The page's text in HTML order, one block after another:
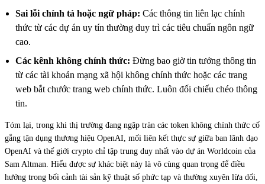
Sai lỗi chính tả hoặc ngữ pháp: Các thông tin liên lạc chính
thức từ các dự án uy tín thường duy trì các tiêu chuẩn ngôn ngữ
cao.
Các kênh không chính thức: Đừng bao giờ tin tưởng thông tin
từ các tài khoản mạng xã hội không chính thức hoặc các trang
web bắt chước trang web chính thức. Luôn đối chiếu chéo thông
tin.
Tóm lại, trong khi thị trường đang ngập tràn các token không chính thức cố
gắng tận dụng thương hiệu OpenAI, mối liên kết thực sự giữa ban lãnh đạo
OpenAI và thế giới crypto chỉ tập trung duy nhất vào dự án Worldcoin của
Sam Altman. Hiểu được sự khác biệt này là vô cùng quan trọng để điều
hướng trong bối cảnh tài sản kỹ thuật số phức tạp và thường xuyên lừa dối,